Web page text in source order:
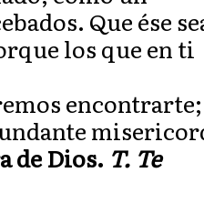
Que ése
los que en ti
de Dios. T. Te